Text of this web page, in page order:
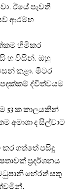
ඊයේ පැවති
ආරම්භ
හිමිකර
විසින්. ඔහු
කළා. මීටර
පදක්කම් ද්විත්වයම
53 ක කාලයකින්
අමාශා ද සිල්වාට
ගත්තේ පසිඳු
ප්‍රදර්ශනය
හේරත් සතු